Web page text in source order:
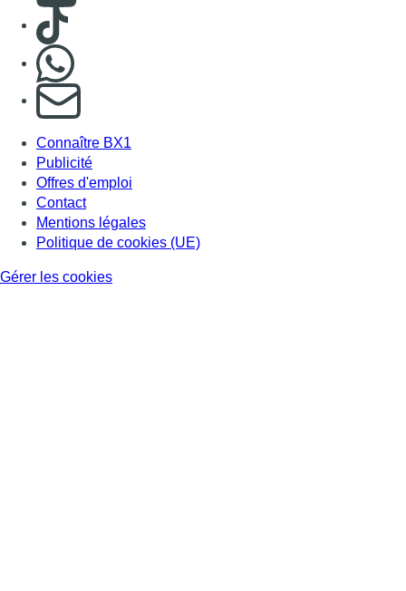
Consulter TikTok
S'abonner à notre newsletter
Connaître BX1
Publicité
Offres d'emploi
Contact
Mentions légales
Politique de cookies (UE)
Gérer les cookies